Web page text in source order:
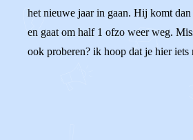
het nieuwe jaar in gaan. Hij komt dan
en gaat om half 1 ofzo weer weg.
ook proberen? ik hoop dat je hier iets